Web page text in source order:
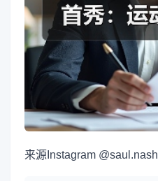
来源 Instagram @saul.nash